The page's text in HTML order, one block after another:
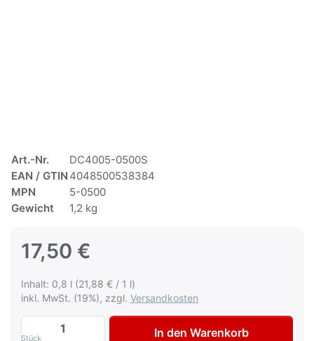
Art.-Nr.
DC4005-0500S
EAN / GTIN 4048500538384
MPN
5-0500
Gewicht
1,2 kg
17,50 €
Inhalt: 0,8 l (21,88 € / 1 l)
inkl. MwSt. (19%), zzgl. Versandkosten
Stück
Dupli-Color Autolackspray-Set für
In den Warenkorb